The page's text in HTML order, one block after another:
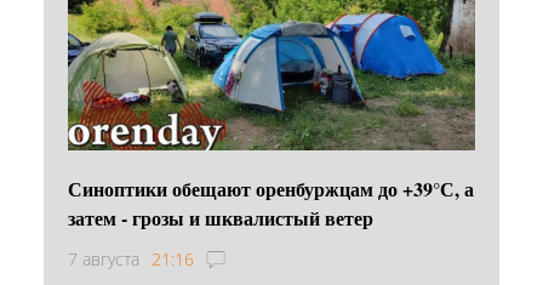
Синоптики обещают оренбуржцам до +39°С, а
затем - грозы и шквалистый ветер
7 августа 21:16